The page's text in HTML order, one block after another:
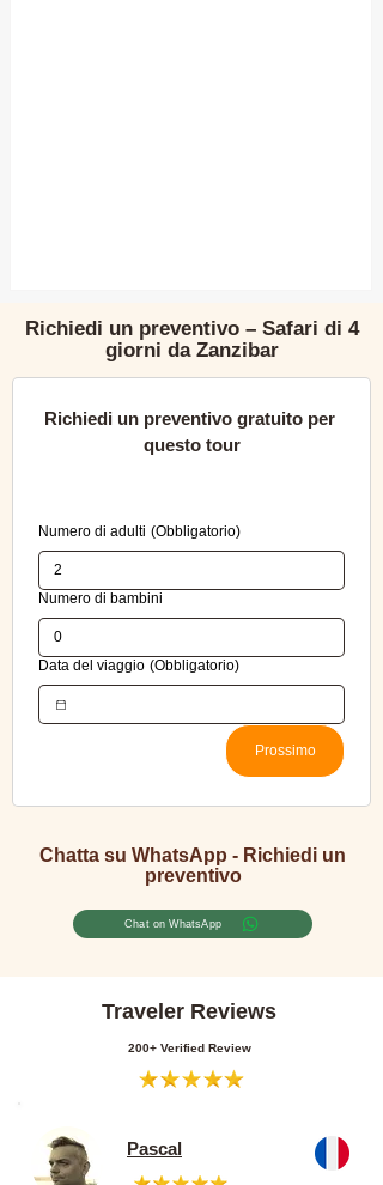
Richiedi un preventivo – Safari di 4
giorni da Zanzibar
Richiedi un preventivo gratuito per
questo tour
Numero di adulti (Obbligatorio)
Numero di bambini
Data del viaggio (Obbligatorio)
Prossimo
Chatta su WhatsApp - Richiedi un
preventivo
Chat on WhatsApp
Traveler Reviews
200+ Verified Review
Pascal